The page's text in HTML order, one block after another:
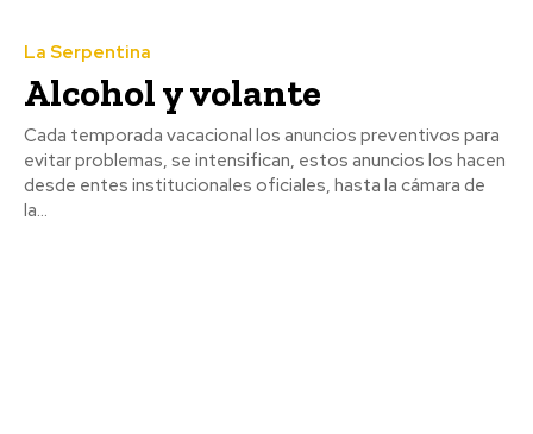
La Serpentina
Alcohol y volante
Cada temporada vacacional los anuncios preventivos para
evitar problemas, se intensifican, estos anuncios los hacen
desde entes institucionales oficiales, hasta la cámara de
la...